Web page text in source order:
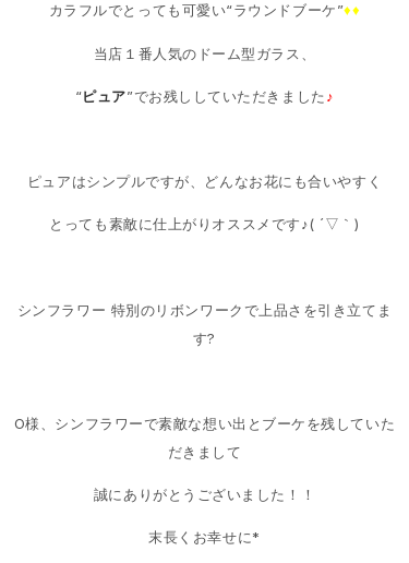
カラフルでとっても可愛い“ラウンドブーケ”♦♦
当店１番人気のドーム型ガラス、
“ピュア”でお残ししていただきました♪
ピュアはシンプルですが、どんなお花にも合いやすく
とっても素敵に仕上がりオススメです♪( ´▽｀)
シンフラワー 特別のリボンワークで上品さを引き立てま
す?
O様、シンフラワーで素敵な想い出とブーケを残していた
だきまして
誠にありがとうございました！！
末長くお幸せに*